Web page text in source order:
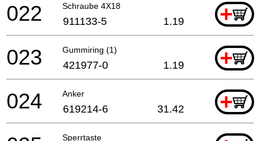
Schraube 4X18 +
022 911133-5 1.19
Gummiring (1) +
023 421977-0 1.19
Anker +
024 619214-6 31.42
Sperrtaste